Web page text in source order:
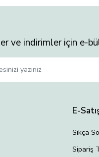
ve indirimler için e-
E-
Sıkça
Sipariş